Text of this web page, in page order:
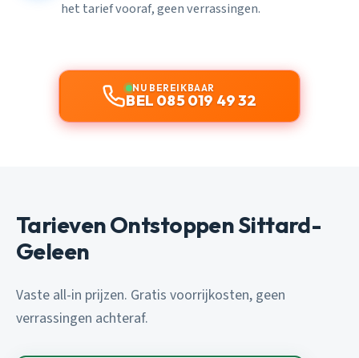
het tarief vooraf, geen verrassingen.
NU BEREIKBAAR
BEL 085 019 49 32
Tarieven Ontstoppen Sittard-
Geleen
Vaste all-in prijzen. Gratis voorrijkosten, geen
verrassingen achteraf.